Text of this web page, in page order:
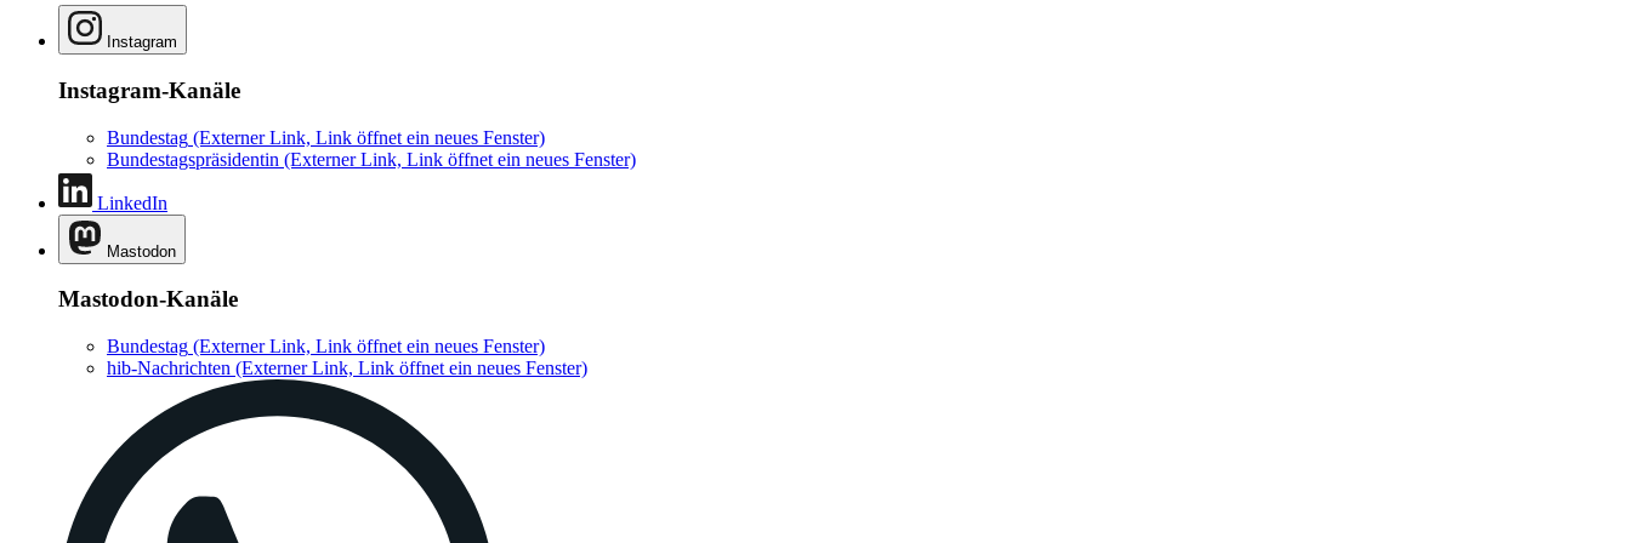
Instagram
Instagram-Kanäle
Bundestag (Externer Link, Link öffnet ein neues Fenster)
Bundestagspräsidentin (Externer Link, Link öffnet ein neues Fenster)
LinkedIn
Mastodon
Mastodon-Kanäle
Bundestag (Externer Link, Link öffnet ein neues Fenster)
hib-Nachrichten (Externer Link, Link öffnet ein neues Fenster)